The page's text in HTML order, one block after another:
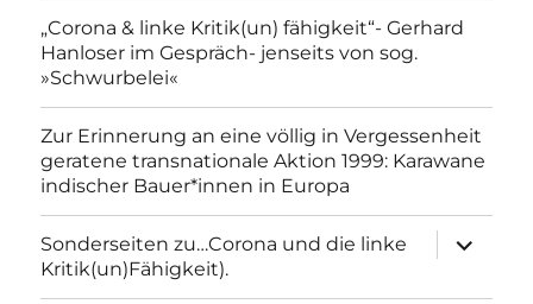
„Corona & linke Kritik(un) fähigkeit“- Gerhard
Hanloser im Gespräch- jenseits von sog.
»Schwurbelei«
Zur Erinnerung an eine völlig in Vergessenheit
geratene transnationale Aktion 1999: Karawane
indischer Bauer*innen in Europa
Sonderseiten zu…Corona und die linke
Kritik(un)Fähigkeit).
anzeigen